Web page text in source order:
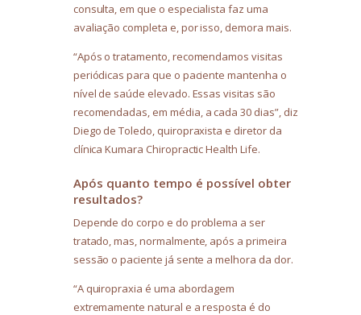
consulta, em que o especialista faz uma
avaliação completa e, por isso, demora mais.
“Após o tratamento, recomendamos visitas
periódicas para que o paciente mantenha o
nível de saúde elevado. Essas visitas são
recomendadas, em média, a cada 30 dias”, diz
Diego de Toledo, quiropraxista e diretor da
clínica Kumara Chiropractic Health Life.
Após quanto tempo é possível obter
resultados?
Depende do corpo e do problema a ser
tratado, mas, normalmente, após a primeira
sessão o paciente já sente a melhora da dor.
“A quiropraxia é uma abordagem
extremamente natural e a resposta é do